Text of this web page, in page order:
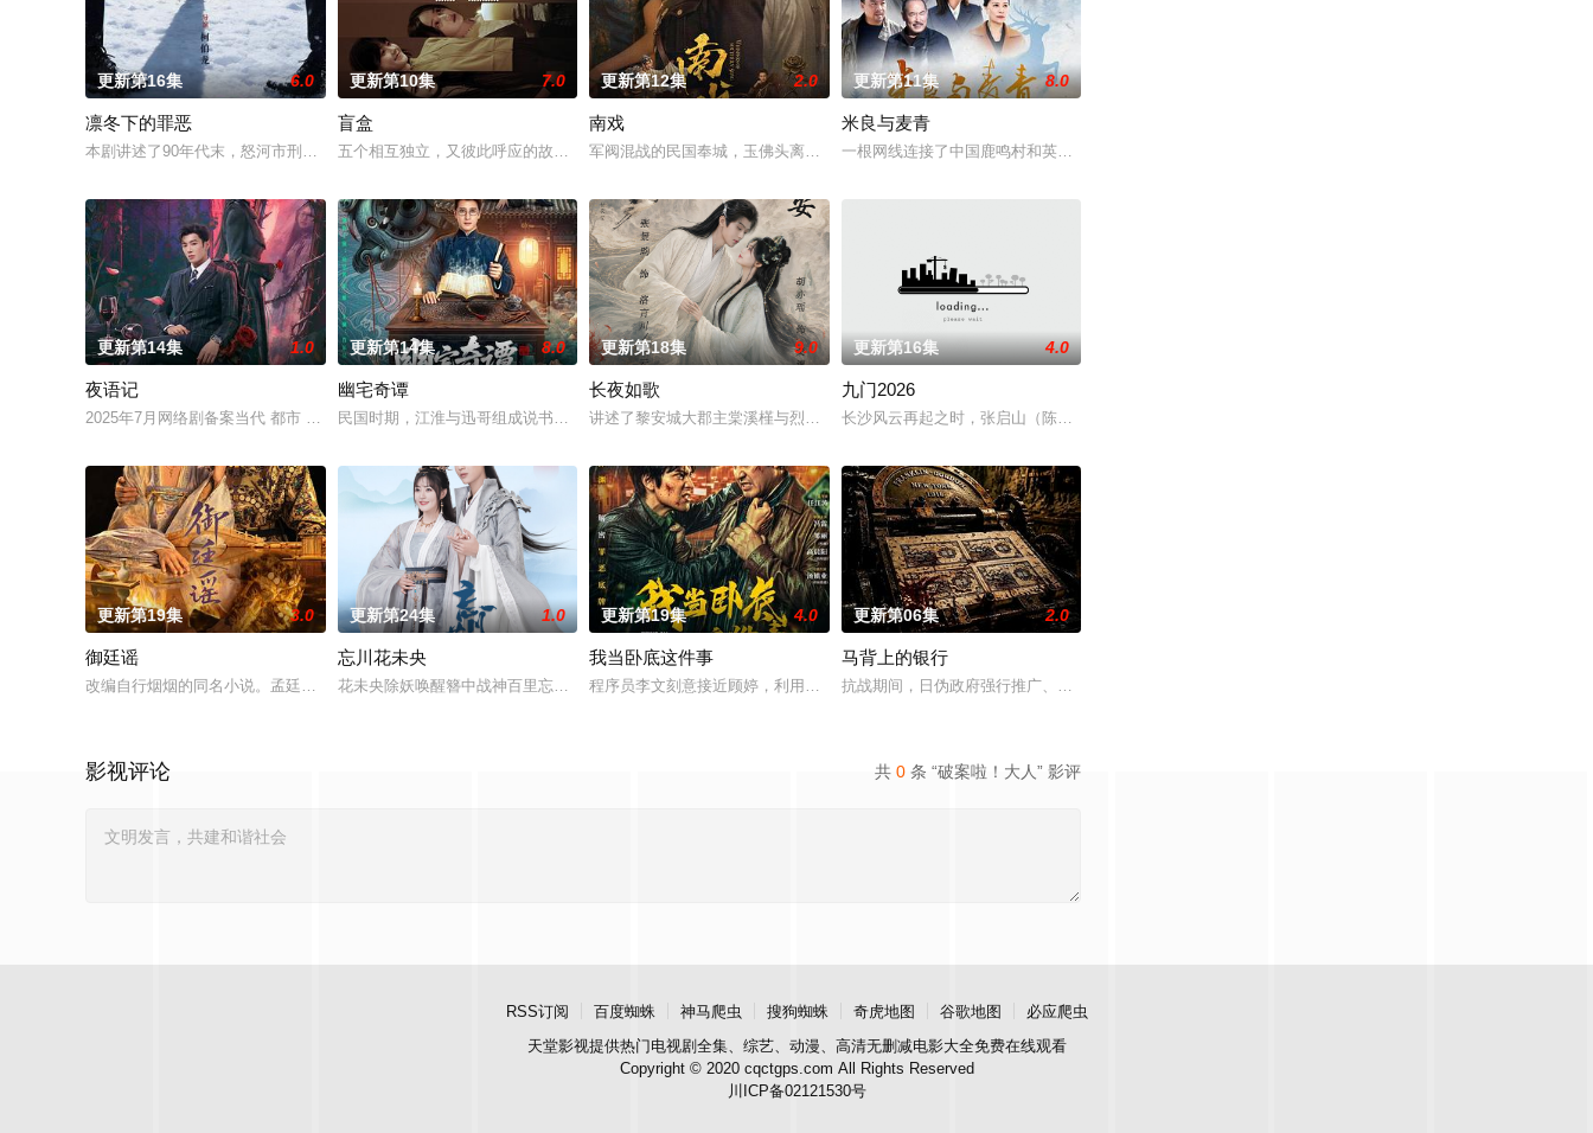
更新第16集 6.0
凛冬下的罪恶
本剧讲述了90年代末，怒河市刑侦支队在无普及监控、无DNA鉴定技术的支持下，通过摸排、勘查等传统刑侦手段
更新第10集 7.0
盲盒
五个相互独立，又彼此呼应的故事——用一场精心策划的“夏令营”完成复仇的受害者；临终前与遗憾和解的“无用之
更新第12集 2.0
南戏
军阀混战的民国奉城，玉佛头离奇失窃，戏班主横尸戏台，将冷血少帅许又安与昆曲名伶荣筱楠推向不死不休的对立绝
更新第11集 8.0
米良与麦青
一根网线连接了中国鹿鸣村和英国牛津，麦香通过视频向米良宣告：婚不结了。鹿鸣村开了锅，村民大骂麦香
更新第14集 1.0
夜语记
2025年7月网络剧备案当代 都市 海南越酷文化传媒有限公司
更新第14集 8.0
幽宅奇谭
民国时期，江淮与迅哥组成说书班子，偶遇“白天人住屋，晚上鬼占房”的阴阳宅，江淮被掳走配“阴婚”。他与女探
更新第18集 9.0
长夜如歌
讲述了黎安城大郡主棠溪槿与烈云峥之间曲折动人的情感，以及他们在复杂局势中坚守初心、勇敢面对困难的爱情故事
更新第16集 4.0
九门2026
长沙风云再起之时，张启山（陈伟霆 饰）与吴老狗（曾舜晞 饰）强强联手，携手霍仙姑（陈瑶 饰）与九门诸
更新第19集 3.0
御廷谣
改编自行烟烟的同名小说。孟廷辉，大平王朝有史以来个以女子进士科三元及第入翰林院的奇女子。十年前的她被他从
更新第24集 1.0
忘川花未央
花未央除妖唤醒簪中战神百里忘川元神，二人共感相连，一同寻仙草修复肉身。未央动心，却不知自身是身负玄鸟之力
更新第19集 4.0
我当卧底这件事
程序员李文刻意接近顾婷，利用顾炎女儿奴的属性，请求老炮儿顾炎带自己用程序员身份卧底电诈集团以求查出未婚妻
更新第06集 2.0
马背上的银行
抗战期间，日伪政府强行推广、使用由“中国准备银行”发行的伪钞货币。根据党中央指示，高景波、徐邵梁、
共 0 条 “破案啦！大人” 影评
影视评论
RSS订阅 百度蜘蛛 神马爬虫 搜狗蜘蛛 奇虎地图 谷歌地图
必应爬虫
天堂影视提供热门电视剧全集、综艺、动漫、高清无删减电影大全免费在线观看
Copyright © 2020 cqctgps.com All Rights Reserved
川ICP备02121530号